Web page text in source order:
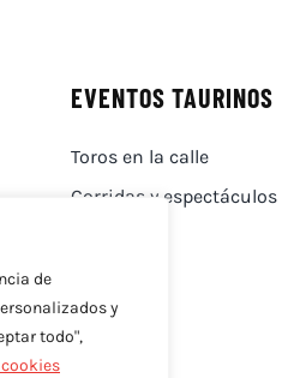
de
y
todo",
EVENTOS TAURINOS
Toros en la calle
Corridas y espectáculos